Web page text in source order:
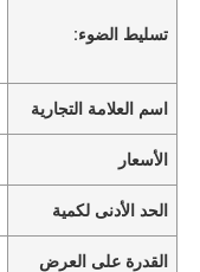
تسليط الضوء:
اسم العلامة التجارية
الأسعار
الحد الأدنى لكمية
القدرة على العرض